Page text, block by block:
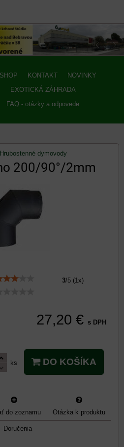
KONTAKT
NOVINKY
EXOTICKÁ ZÁHRADA
FAQ - otázky a odpovede
Hrubostenné dymovody
200/90°/2mm
3/5 (1x)
27,20 € s DPH
ks DO KOŠÍKA
do zoznamu Otázka k produktu
Doručenia